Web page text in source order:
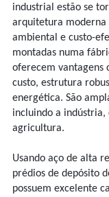
industrial estão se
arquitetura moderna
ambiental e custo-
montadas numa
oferecem vantagens
custo, estrutura
energética. São
incluindo a indústria,
agricultura.
Usando aço de alta
prédios de depósito
possuem excelente